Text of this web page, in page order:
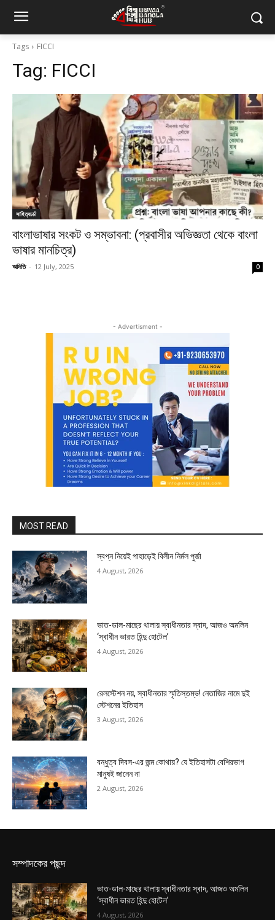
Tags FICCI
Tag: FICCI
সাহিত্যচর্চা
বাংলাভাষার সংকট ও সম্ভাবনা: (প্রবাসীর অভিজ্ঞতা থেকে বাংলা
ভাষার মানচিত্র)
অদিতি - 12 July, 2025 0
- Advertisment -
MOST READ
স্বপ্ন নিয়েই পাহাড়েই বিলীন নির্মল পুর্জা
4 August, 2026
ভাত-ডাল-মাছের থালায় স্বাধীনতার স্বাদ, আজও অমলিন
‘স্বাধীন ভারত হিন্দু হোটেল’
4 August, 2026
রেলস্টেশন নয়, স্বাধীনতার স্মৃতিস্তম্ভ! নেতাজির নামে দুই
স্টেশনের ইতিহাস
3 August, 2026
বন্ধুত্ব দিবস-এর জন্ম কোথায়? যে ইতিহাসটা বেশিরভাগ
মানুষই জানেন না
2 August, 2026
সম্পাদকের পছন্দ
ভাত-ডাল-মাছের থালায় স্বাধীনতার স্বাদ, আজও অমলিন
‘স্বাধীন ভারত হিন্দু হোটেল’
4 August, 2026